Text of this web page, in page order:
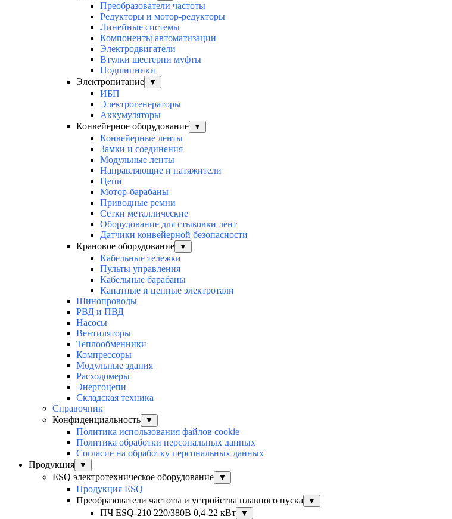
Преобразователи частоты
Редукторы и мотор-редукторы
Линейные системы
Компоненты автоматизации
Электродвигатели
Втулки шестерни муфты
Подшипники
Электропитание
▼
ИБП
Электрогенераторы
Аккумуляторы
Конвейерное оборудование
▼
Конвейерные ленты
Замки и соединения
Модульные ленты
Направляющие и натяжители
Цепи
Мотор-барабаны
Приводные ремни
Сетки металлические
Оборудование для стыковки лент
Датчики конвейерной безопасности
Крановое оборудование
▼
Кабельные тележки
Пульты управления
Кабельные барабаны
Канатные и цепные электротали
Шинопроводы
РВД и ПВД
Насосы
Вентиляторы
Теплообменники
Компрессоры
Модульные здания
Расходомеры
Энергоцепи
Складская техника
Справочник
Конфиденциальность
▼
Политика использования файлов cookie
Политика обработки персональных данных
Согласие на обработку персональных данных
Продукция
▼
ESQ электротехническое оборудование ▼
Продукция ESQ
Преобразователи частоты и устройства плавного пуска
▼
ПЧ ESQ-210 220/380В 0,4-22 кВт ▼